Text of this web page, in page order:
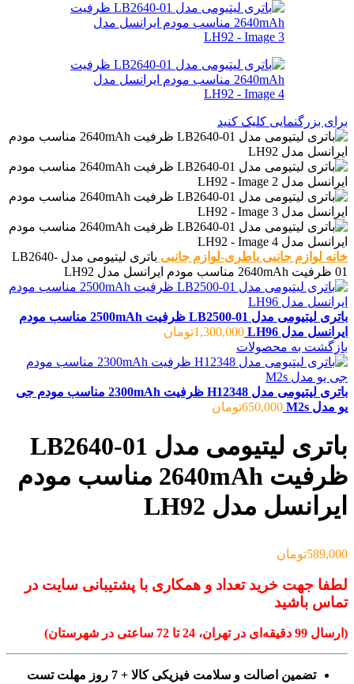
برای بزرگنمایی کلیک کنید
خانه لوازم جانبی باطری-لوازم جانبی
باتری لیتیومی مدل LB2640-
01 ظرفیت 2640mAh مناسب مودم ایرانسل مدل LH92
باتری لیتیومی مدل LB2500-01 ظرفیت 2500mAh مناسب مودم
ایرانسل مدل LH96
1,300,000تومان
بازگشت به محصولات
باتری لیتیومی مدل H12348 ظرفیت 2300mAh مناسب مودم جی
یو مدل M2s
650,000تومان
باتری لیتیومی مدل LB2640-01
ظرفیت 2640mAh مناسب مودم
ایرانسل مدل LH92
589,000تومان
لطفا جهت خرید تعداد و همکاری با پشتیبانی سایت در
تماس باشید
(ارسال 99 دقیقه‌ای در تهران، 24 تا 72 ساعتی در شهرستان)
تضمین اصالت و سلامت فیزیکی کالا + 7 روز مهلت تست